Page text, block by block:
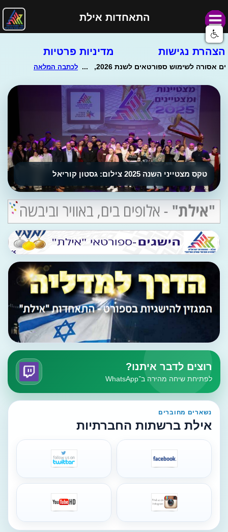
התאחדות אילת
הצהרת נגישות מדיניות פרטיות
טקס מצטייני השנה 2025 צילום: גסטון קוריאל
רוצים לדבר איתנו?
לפתיחת שיחה מהירה ב־WhatsApp
נשארים מחוברים
אילת ברשתות החברתיות